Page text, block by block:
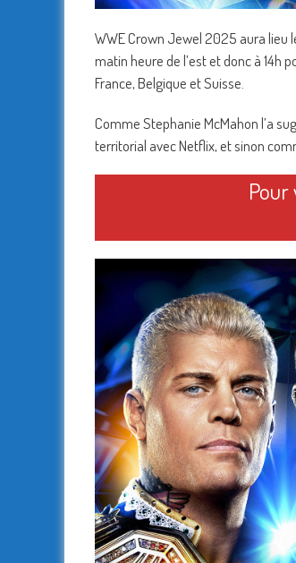
WWE Crown Jewel 2025 aura lieu
matin heure de l’est et donc à 14h
France, Belgique et Suisse.
Comme Stephanie McMahon l’a
territorial avec Netflix, et sinon